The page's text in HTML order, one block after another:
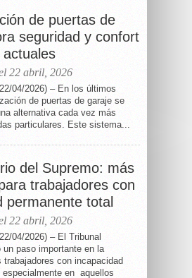
de puertas de
seguridad y confort
22 abril, 2026
04/2026) – En los últimos
de puertas de garaje se
alternativa cada vez más
particulares. Este sistema...
del Supremo: más
trabajadores con
permanente total
22 abril, 2026
04/2026) – El Tribunal
un paso importante en la
con incapacidad
especialmente en aquellos